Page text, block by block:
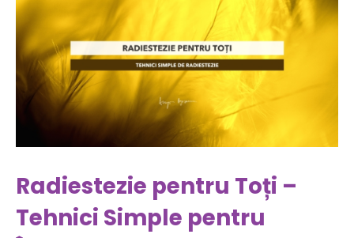
Radiestezie pentru Toți –
Tehnici Simple pentru